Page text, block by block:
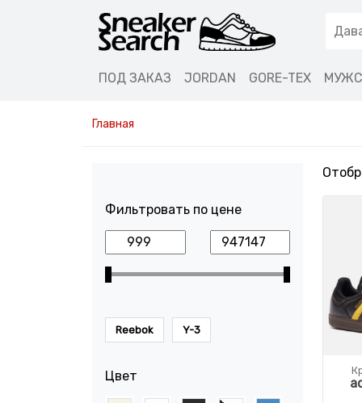
ПОД ЗАКАЗ JORDAN GORE-TEX
Главная
Фильтровать по цене
Reebok Y-3
Цвет